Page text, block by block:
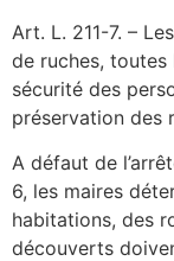
Art. L. 211-7. –
de ruches, toutes
sécurité des
préservation des
A défaut de
6, les maires
habitations, des
découverts